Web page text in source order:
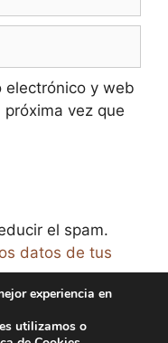
electrónico y web
vez que
el spam.
datos de tus
experiencia en
utilizamos o